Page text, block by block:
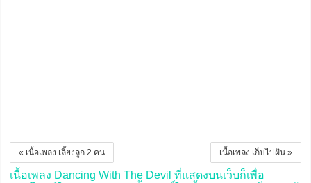
เนื้อเพลง เก็บไปฝัน »
« เนื้อเพลง เลี้ยงลูก 2 คน
เนื้อเพลง Dancing With The Devil ที่แสดงบนเว็บก็เพื่อ